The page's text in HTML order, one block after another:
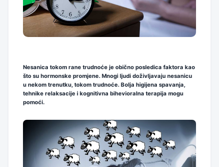
Nesanica tokom rane trudnoće je obično posledica faktora kao
što su hormonske promjene. Mnogi ljudi doživljavaju nesanicu
u nekom trenutku, tokom trudnoće. Bolja higijena spavanja,
tehnike relaksacije i kognitivna bihevioralna terapija mogu
pomoći.